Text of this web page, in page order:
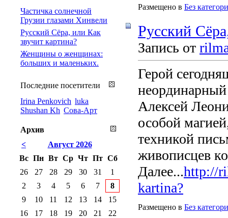
Размещено в Без
Русский
Запись от
Герой
Алексей
особой
техникой
живописцев
Далее...http://
kartina?
Размещено в Без
Частичка солнечной
Грузии глазами Хинвели
Русский Сёра, или Как
звучит картина?
Женщины о женщинах:
больших и маленьких.
Последние посетители
Irina Penkovich luka
Shushan Kh Сова-Арт
Архив
<
Август 2026
Вс Пн Вт Ср Чт Пт Сб
26
27 28 29 30 31
1
2
3 4 5 6 7
8
9
10 11 12 13 14
15
16
17 18 19 20 21
22